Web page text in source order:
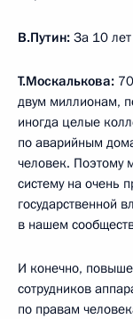
В.Путин: За 10
Т.Москалькова:
двум миллионам,
иногда целые
по аварийным
человек. Поэтому
систему на очень
государственной
в нашем
И конечно,
сотрудников
по правам